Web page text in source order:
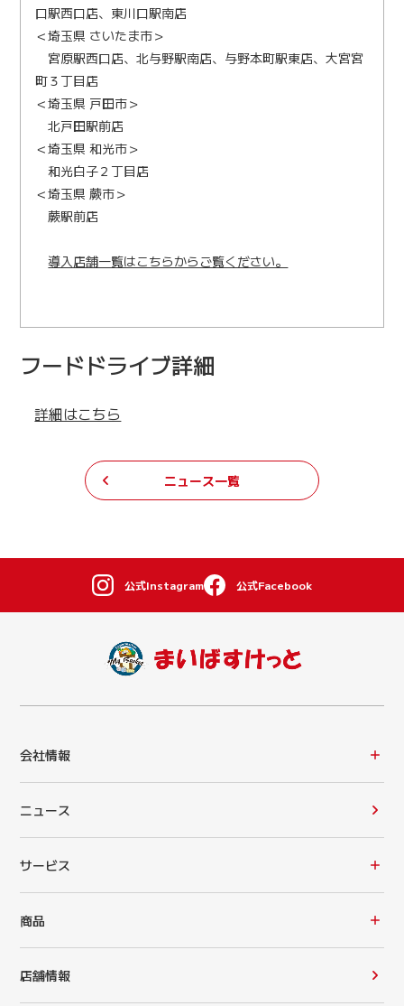
口駅西口店、東川口駅南店
＜埼玉県 さいたま市＞
宮原駅西口店、北与野駅南店、与野本町駅東店、大宮宮
町３丁目店
＜埼玉県 戸田市＞
北戸田駅前店
＜埼玉県 和光市＞
和光白子２丁目店
＜埼玉県 蕨市＞
蕨駅前店
導入店舗一覧はこちらからご覧ください。
フードドライブ詳細
詳細はこちら
ニュース一覧
公式Instagram 公式Facebook
会社情報
ニュース
サービス
商品
店舗情報